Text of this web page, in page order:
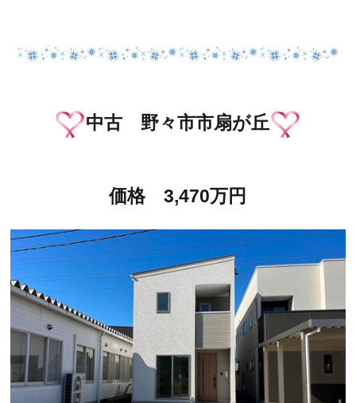
中古 野々市市扇が丘
価格 3,470万円